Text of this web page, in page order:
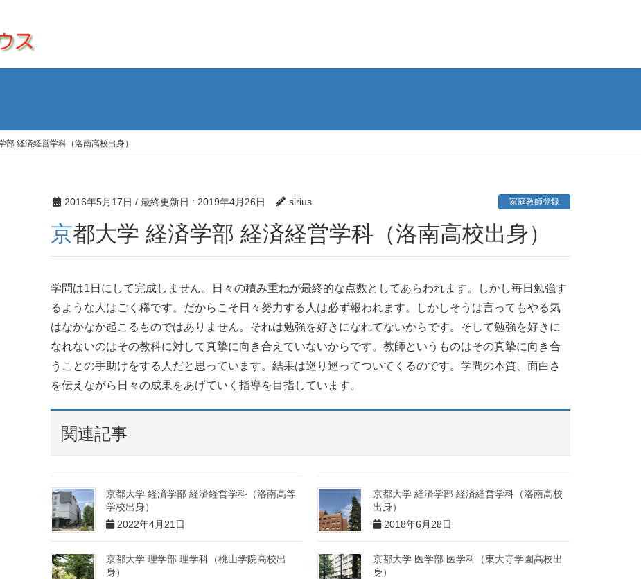
部 経済経営学科（洛南高校出身）
2016年5月17日 / 最終更新日 : 2019年4月26日 sirius 家庭教師登録
京都大学 経済学部 経済経営学科（洛南高校出身）
学問は1日にして完成しません。日々の積み重ねが最終的な点数としてあらわれます。しかし毎日勉強す
るような人はごく稀です。だからこそ日々努力する人は必ず報われます。しかしそうは言ってもやる気
はなかなか起こるものではありません。それは勉強を好きになれてないからです。そして勉強を好きに
なれないのはその教科に対して真摯に向き合えていないからです。教師というものはその真摯に向き合
うことの手助けをする人だと思っています。結果は巡り巡ってついてくるのです。学問の本質、面白さ
を伝えながら日々の成果をあげていく指導を目指しています。
関連記事
京都大学 経済学部 経済経営学科（洛南高等
学校出身）
2022年4月21日
京都大学 経済学部 経済経営学科（洛南高校
出身）
2018年6月28日
京都大学 理学部 理学科（桃山学院高校出
身）
京都大学 医学部 医学科（東大寺学園高校出
身）